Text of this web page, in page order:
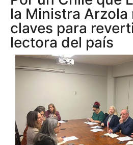
la Ministra Arzola
claves para
lectora del país